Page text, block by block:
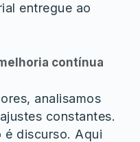
entregue ao
contínua
analisamos
constantes.
é discurso. Aqui